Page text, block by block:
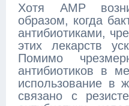
Хотя АМР
образом, когда
антибиотиками,
этих лекарств
Помимо
антибиотиков в
использование в
связано с